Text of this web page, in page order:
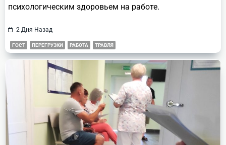
психологическим здоровьем на работе.
2 Дня Назад
ГОСТ ПЕРЕГРУЗКИ РАБОТА ТРАВЛЯ